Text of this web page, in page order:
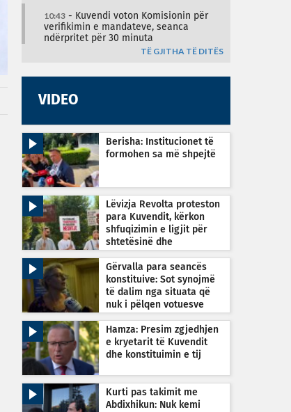
10:43 - Kuvendi voton Komisionin për
verifikimin e mandateve, seanca
ndërpritet për 30 minuta
TË GJITHA TË DITËS
VIDEO
Berisha: Institucionet të
formohen sa më shpejtë
Lëvizja Revolta proteston
para Kuvendit, kërkon
shfuqizimin e ligjit për
shtetësinë dhe
Gërvalla para seancës
konstituive: Sot synojmë
të dalim nga situata që
nuk i pëlqen votuesve
Hamza: Presim zgjedhjen
e kryetarit të Kuvendit
dhe konstituimin e tij
Kurti pas takimit me
Abdixhikun: Nuk kemi